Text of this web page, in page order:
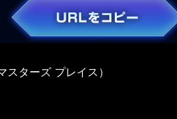
スターズ プレイス）